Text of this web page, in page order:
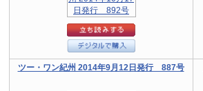
ツー・ワン紀州 2014年9月12日発行 887号